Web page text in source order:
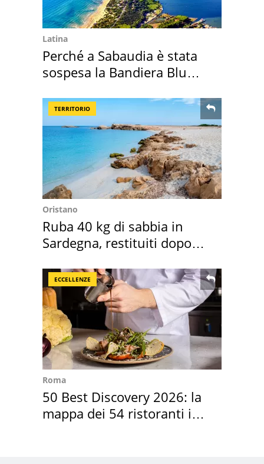
Latina
Perché a Sabaudia è stata
sospesa la Bandiera Blu
TERRITORIO
Oristano
Ruba 40 kg di sabbia in
Sardegna, restituiti dopo
ECCELLENZE
Roma
50 Best Discovery 2026: la
mappa dei 54 ristoranti in